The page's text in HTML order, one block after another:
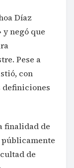
Díaz
negó que
Pese a
con
definiciones
finalidad de
públicamente
de